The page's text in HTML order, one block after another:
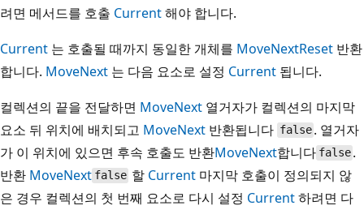
려면 메서드를 호출 Current해야 합니다.
Current 는 호출될 때까지 동일한 개체를 MoveNextReset 반환
합니다. MoveNext 는 다음 요소로 설정 Current 됩니다.
컬렉션의 끝을 전달하면 MoveNext 열거자가 컬렉션의 마지막
요소 뒤 위치에 배치되고 MoveNext 반환됩니다 false . 열거자
가 이 위치에 있으면 후속 호출도 반환MoveNext합니다 false .
반환 MoveNext false 할 Current 마지막 호출이 정의되지 않
은 경우 컬렉션의 첫 번째 요소로 다시 설정 Current하려면 다